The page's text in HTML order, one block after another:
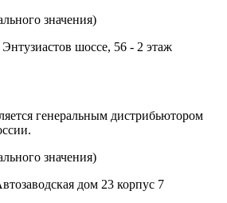
значения)
шоссе, 56 - 2 этаж
генеральным дистрибьютором
значения)
дом 23 корпус 7